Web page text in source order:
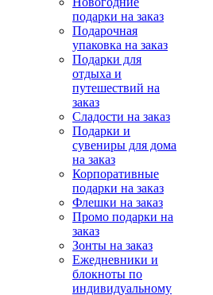
подарки на заказ
Подарочная
упаковка на заказ
Подарки для
отдыха и
путешествий на
заказ
Сладости на заказ
Подарки и
сувениры для дома
на заказ
Корпоративные
подарки на заказ
Флешки на заказ
Промо подарки на
заказ
Зонты на заказ
Ежедневники и
блокноты по
индивидуальному